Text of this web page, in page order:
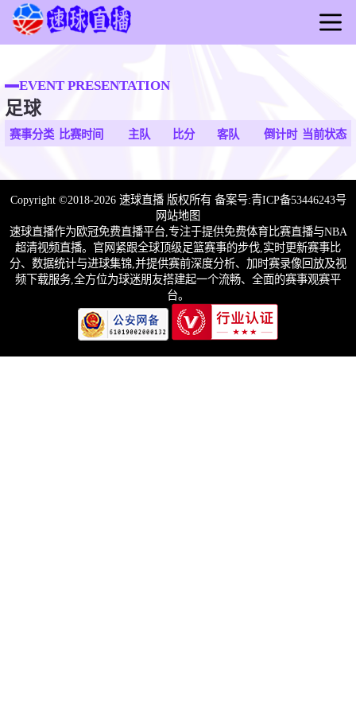
足球
篮球
比赛
简讯
EVENT PRESENTATION
足球
赛事分类 比赛时间 主队 比分 客队 倒计时 当前状态
Copyright ©2018-2026 速球直播 版权所有 备案号:青ICP备53446243号
网站地图
速球直播作为欧冠免费直播平台,专注于提供免费体育比赛直播与NBA
超清视频直播。官网紧跟全球顶级足篮赛事的步伐,实时更新赛事比
分、数据统计与进球集锦,并提供赛前深度分析、加时赛录像回放及视
频下载服务,全方位为球迷朋友搭建起一个流畅、全面的赛事观赛平
台。